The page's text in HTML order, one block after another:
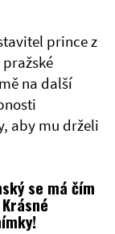
prince z
na další
aby mu drželi
se má čím